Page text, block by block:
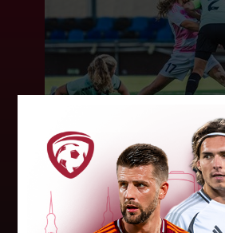
"Riga FC Women" liek
pasvīst dānietēm
Latvijas čempions sieviešu futbolā
Women" trešdien aizvadīja
kvalifikācijas otrās kārtas